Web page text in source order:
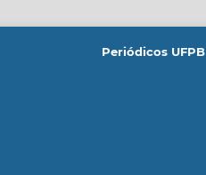
Periódicos UFPB